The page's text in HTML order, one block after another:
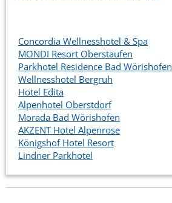
Concordia Wellnesshotel & Spa
MONDI Resort Oberstaufen
Parkhotel Residence Bad Wörishofen
Wellnesshotel Bergruh
Hotel Edita
Alpenhotel Oberstdorf
Morada Bad Wörishofen
AKZENT Hotel Alpenrose
Königshof Hotel Resort
Lindner Parkhotel